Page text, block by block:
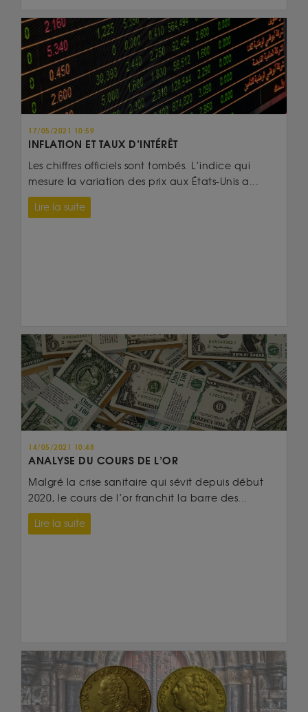
17/05/2021 10:59
INFLATION ET TAUX D’INTÉRÊT
Les chiffres officiels sont tombés. L’indice qui
mesure la variation des prix aux États-Unis a...
Lire la suite
14/05/2021 10:48
ANALYSE DU COURS DE L’OR
Malgré la crise sanitaire qui sévit depuis début
2020, le cours de l’or franchit la barre des...
Lire la suite